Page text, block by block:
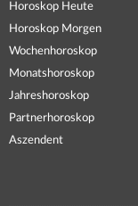
Horoskop Heute
Horoskop Morgen
Wochenhoroskop
Monatshoroskop
Jahreshoroskop
Partnerhoroskop
Aszendent